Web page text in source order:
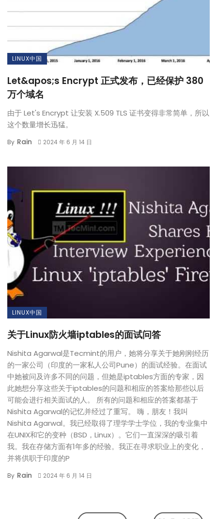
LINUX中国
Let&apos;s Encrypt 正式发布，已经保护 380
万个域名
由于 Let's Encrypt 让安装 X.509 TLS 证书变得非常简单，所以
这个数量增长迅猛。
By Rain 2024 年 6 月 14 日
LINUX中国
关于Linux防火墙iptables的面试问答
Nishita Agarwal是Tecmint的用户，她将分享关于她刚刚经历
的一家公司（印度的一家私人公司Pune）的面试经验。在面试
中她被问及许多不同的问题，但她是iptables方面的专家，因
此她想分享这些关于iptables的问题和相应的答案给那些以后
可能会进行相关面试的人。 所有的问题和相应的答案都基于
Nishita Agarwal的记忆并经过了重写。 嗨，朋友！我叫
Nishita Agarwal。我已经取得了理学学士学位，我的专业集中
在UNIX和它的变种（BSD，Linux）。它们一直深深的吸引着
我。我在存储方面有1年多的经验。我正在寻求职业上的变化，
并将供职于印度的P
By Rain 2024 年 6 月 14 日